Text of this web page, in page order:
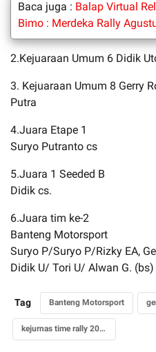
Baca juga : Balap Virtual
Bimo : Merdeka Rally
2.Kejuaraan Umum 6 Didik
3. Kejuaraan Umum 8 Gerry
Putra
4.Juara Etape 1
Suryo Putranto cs
5.Juara 1 Seeded B
Didik cs.
6.Juara tim ke-2
Banteng Motorsport
Suryo P/Suryo P/Rizky EA,
Didik U/ Tori U/ Alwan G. (bs)
Tag Banteng Motorsport
kejurnas time rally 2019